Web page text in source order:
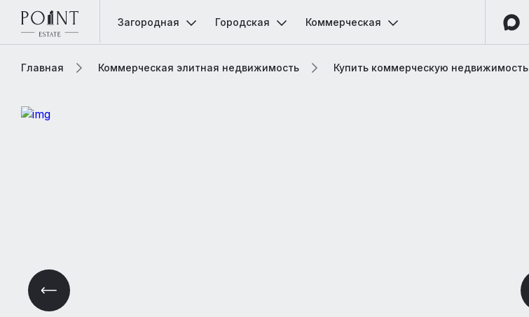
Загородная Городская Коммерческая
Главная Коммерческая элитная недвижимость Купить коммерческую недвижимость